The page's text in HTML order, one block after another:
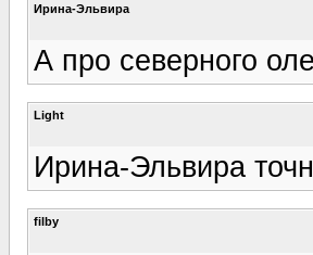
Ирина-Эльвира
А про северного
Light
Ирина-Эльвира
filby